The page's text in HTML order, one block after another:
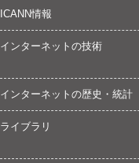
ICANN情報
インターネットの技術
インターネットの歴史・統計
ライブラリ